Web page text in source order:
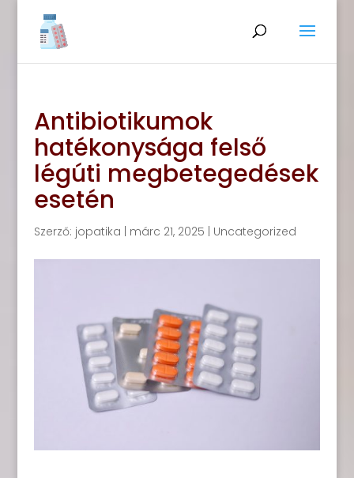
Antibiotikumok
hatékonysága felső
légúti megbetegedések
esetén
Szerző: jopatika márc 21, 2025 Uncategorized